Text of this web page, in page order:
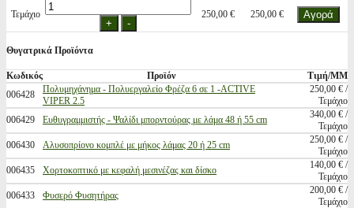
Τεμάχιο 250,00 € 250,00 €
Θυγατρικά Προϊόντα
Κωδικός Προϊόν
Τιμή/ΜΜ
006428
Πολυμηχάνημα - Πολυεργαλείο Φρέζα 6 σε 1 -ACTIVE
VIPER 2.5
250,00 € /
Τεμάχιο
006429
Ευθυγραμμιστής - Ψαλίδι μπορντούρας με λάμα 48 ή 55 cm
340,00 € /
Τεμάχιο
006430
Αλυσοπρίονο κομπλέ με μήκος λάμας 20 ή 25 cm
250,00 € /
Τεμάχιο
006435
Χορτοκοπτικό με κεφαλή μεσινέζας και δίσκο
140,00 € /
Τεμάχιο
006433
Φυσερό Φυσητήρας
200,00 € /
Τεμάχιο